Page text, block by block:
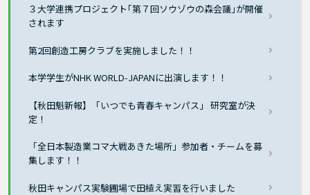
３大学連携プロジェクト｢第７回ソウゾウの森会議｣が開催
されます
第2回創造工房クラブを実施しました！！
本学学生がNHK WORLD-JAPANに出演します！！
【秋田魁新報】「いつでも青春キャンパス」 研究室が決
定！
「全日本製造業コマ大戦あきた場所」参加者・チームを募
集します！！
秋田キャンパス実験圃場で田植え実習を行いました